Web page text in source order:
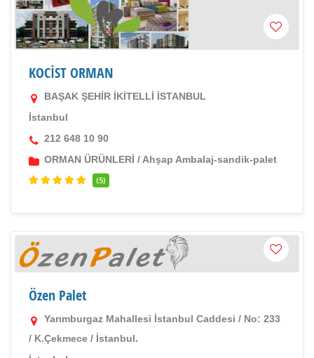
KOCİST ORMAN
BAŞAK ŞEHİR İKİTELLİ İSTANBUL
İstanbul
212 648 10 90
ORMAN ÜRÜNLERİ / Ahşap Ambalaj-sandik-palet
(5)
Özen Palet
Yarımburgaz Mahallesi İstanbul Caddesi / No: 233
/ K.Çekmece / İstanbul.